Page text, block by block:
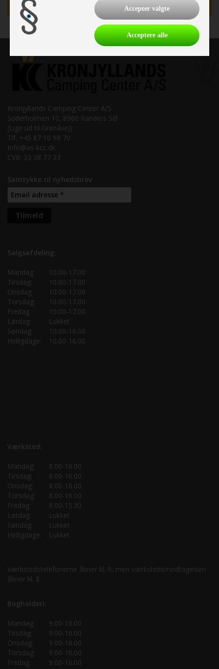
DEMO/UDSTILLINGSMODEL
Kronjyllands Camping Center A/S
Suderholmen 10, 8960 Randers SØ
(Lige ud til Grenåvej)
Tlf. +45 87 10 98 70
Info@as-kcc.dk
CVR: 33 38 77 33
Samtykke til nyhedsbrev
Salgsafdeling:
Mandag:
10.00-17.00
Tirsdag:
10.00-17.00
Onsdag:
10.00-17.00
Torsdag:
10.00-17.00
Fredag:
10.00-17.00
Lørdag:
Lukket
Søndag:
10.00-16.00
Helligdage:
10.00-16.00
Værksted:
Mandag:
8.00-16.00
Tirsdag:
8.00-16.00
Onsdag:
8.00-16.00
Torsdag:
8.00-16.00
Fredag:
8.00-15.30
Lørdag:
Lukket
Søndag:
Lukket
Helligdage:
Lukket
Værkstedstelefonerne åbner kl. 9, men værkstedsmodtagelsen
åbner kl. 8.
Bogholderi:
Mandag:
9.00-16.00
Tirsdag:
9.00-16.00
Onsdag:
9.00-16.00
Torsdag:
9.00-16.00
Fredag:
9.00-16.00
Accepter valgte
Acceptere alle